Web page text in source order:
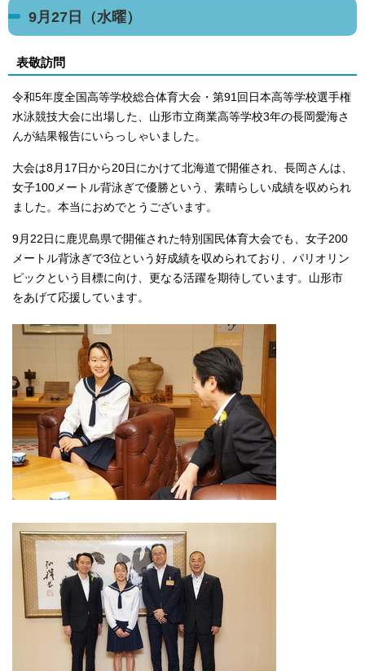
9月27日（水曜）
表敬訪問
令和5年度全国高等学校総合体育大会・第91回日本高等学校選手権
水泳競技大会に出場した、山形市立商業高等学校3年の長岡愛海さ
んが結果報告にいらっしゃいました。
大会は8月17日から20日にかけて北海道で開催され、長岡さんは、
女子100メートル背泳ぎで優勝という、素晴らしい成績を収められ
ました。本当におめでとうございます。
9月22日に鹿児島県で開催された特別国民体育大会でも、女子200
メートル背泳ぎで3位という好成績を収められており、パリオリン
ピックという目標に向け、更なる活躍を期待しています。山形市
をあげて応援しています。